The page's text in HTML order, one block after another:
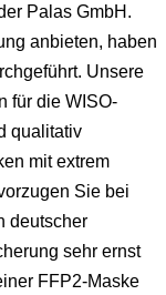
Palas GmbH.
anbieten, haben
Unsere
für die WISO-
qualitativ
mit extrem
Sie bei
deutscher
sehr ernst
FFP2-Maske